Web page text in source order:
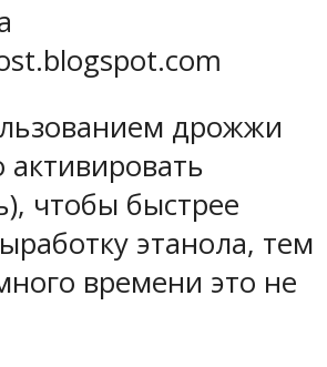
дрожжи
чтобы быстрее
этанола, тем
времени это не